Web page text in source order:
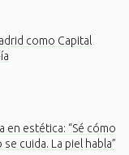
como Capital
en estética: “Sé cómo
cuida. La piel habla”